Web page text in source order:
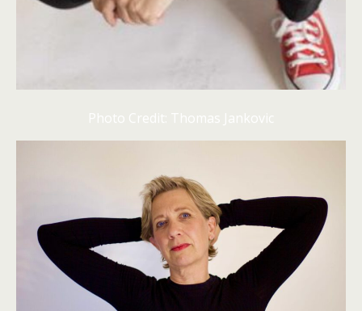
Photo Credit: Thomas Jankovic